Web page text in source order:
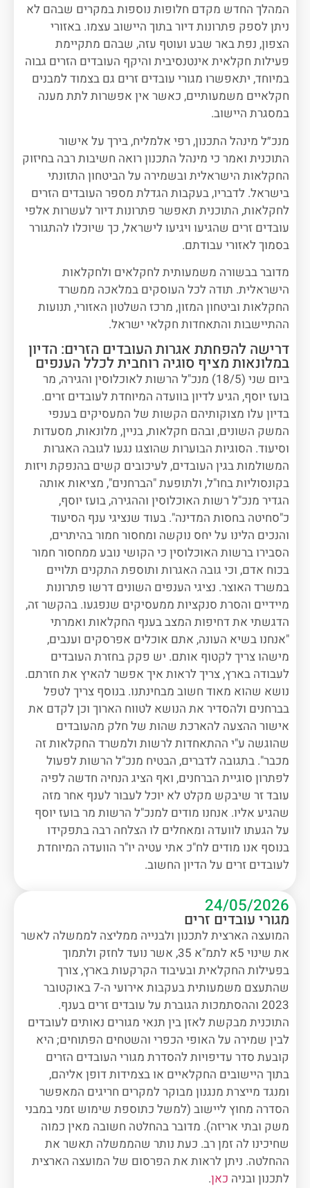
המהלך החדש מקדם חלופות נוספות במקרים שבהם לא
ניתן לספק פתרונות דיור בתוך היישוב עצמו. באזורי
הצפון, נפת באר שבע ועוטף עזה, שבהם מתקיימת
פעילות חקלאית אינטנסיבית והיקף העובדים הזרים גבוה
במיוחד, יתאפשרו מגורי עובדים זרים גם בצמוד למבנים
חקלאיים משמעותיים, כאשר אין אפשרות לתת מענה
במסגרת היישוב.
מנכ״ל מינהל התכנון, רפי אלמליח, בירך על אישור
התוכנית ואמר כי מינהל התכנון רואה חשיבות רבה בחיזוק
החקלאות הישראלית ובשמירה על הביטחון התזונתי
בישראל. לדבריו, בעקבות הגדלת מספר העובדים הזרים
לחקלאות, התוכנית תאפשר פתרונות דיור לעשרות אלפי
עובדים זרים שהגיעו ויגיעו לישראל, כך שיוכלו להתגורר
בסמוך לאזורי עבודתם.
מדובר בבשורה משמעותית לחקלאים ולחקלאות
הישראלית. תודה לכל העוסקים במלאכה ממשרד
החקלאות וביטחון המזון, מרכז השלטון האזורי, תנועות
ההתיישבות והתאחדות חקלאי ישראל.
דרישה להפחתת אגרות העובדים הזרים: הדיון
במלונאות מציף סוגיה רוחבית לכלל הענפים
ביום שני (18/5) מנכ"ל הרשות לאוכלוסין והגירה, מר
בועז יוסף, הגיע לדיון בוועדה המיוחדת לעובדים זרים.
בדיון עלו מצוקותיהם הקשות של המעסיקים בענפי
המשק השונים, ובהם חקלאות, בניין, מלונאות, מסעדות
וסיעוד. הסוגיות הבוערות שהוצגו נגעו לגובה האגרות
המשולמות בגין העובדים, לעיכובים קשים בהנפקת ויזות
בקונסוליות בחו"ל, ולתופעת "הברחנים", מציאות אותה
הגדיר מנכ"ל רשות האוכלוסין וההגירה, בועז יוסף,
כ"סחיטה בחסות המדינה". בעוד שנציגי ענף הסיעוד
והנכים הלינו על יחס נוקשה ומחסור חמור בהיתרים,
הסבירו ברשות האוכלוסין כי הקושי נובע ממחסור חמור
בכוח אדם, וכי גובה האגרות ותוספת התקנים תלויים
במשרד האוצר. נציגי הענפים השונים דרשו פתרונות
מיידיים והסרת סנקציות ממעסיקים שנפגעו. בהקשר זה,
הדגשתי את דחיפות המצב בענף החקלאות ואמרתי
"אנחנו בשיא העונה, אתם אוכלים אפרסקים וענבים,
מישהו צריך לקטוף אותם. יש פקק בחזרת העובדים
לעבודה בארץ, צריך לראות איך אפשר להאיץ את חזרתם.
נושא שהוא מאוד חשוב מבחינתנו. בנוסף צריך לטפל
בברחנים ולהסדיר את הנושא לטווח הארוך וכן לקדם את
אישור ההצעה להארכת שהות של חלק מהעובדים
שהוגשה ע"י ההתאחדות לרשות ולמשרד החקלאות זה
מכבר". בתגובה לדברים, הבטיח מנכ"ל הרשות לפעול
לפתרון סוגיית הברחנים, ואף הציג הנחיה חדשה לפיה
עובד זר שיבקש מקלט לא יוכל לעבור לענף אחר מזה
שהגיע אליו. אנחנו מודים למנכ"ל הרשות מר בועז יוסף
על הגעתו לוועדה ומאחלים לו הצלחה רבה בתפקידו
בנוסף אנו מודים לח"כ אתי עטיה יו"ר הוועדה המיוחדת
לעובדים זרים על הדיון החשוב.
24/05/2026
מגורי עובדים זרים
המועצה הארצית לתכנון ולבנייה ממליצה לממשלה לאשר
את שינוי 5א לתמ"א 35, אשר נועד לחזק ולתמוך
בפעילות החקלאית ובעיבוד הקרקעות בארץ, צורך
שהתעצם משמעותית בעקבות אירועי ה-7 באוקטובר
2023 וההסתמכות הגוברת על עובדים זרים בענף.
התוכנית מבקשת לאזן בין תנאי מגורים נאותים לעובדים
לבין שמירה על האופי הכפרי והשטחים הפתוחים; היא
קובעת סדר עדיפויות להסדרת מגורי העובדים הזרים
בתוך היישובים החקלאיים או בצמידות דופן אליהם,
ומנגד מייצרת מנגנון מבוקר למקרים חריגים המאפשר
הסדרה מחוץ ליישוב (למשל כתוספת שימוש זמני במבני
משק ובתי אריזה). מדובר בהחלטה חשובה מאין כמוה
שחיכינו לה זמן רב. כעת נותר שהממשלה תאשר את
ההחלטה. ניתן לראות את הפרסום של המועצה הארצית
לתכנון ובניה כאן.